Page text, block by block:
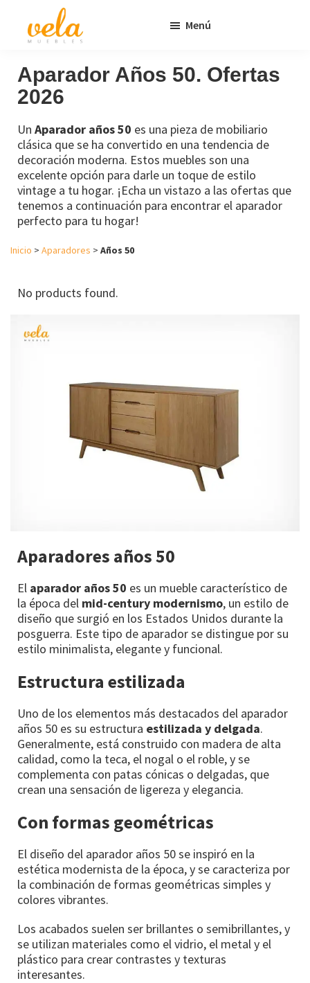
principal
página
Muebles
Baratos
Online
Outlet
Menú
Aparador Años 50. Ofertas
2026
Un Aparador años 50 es una pieza de mobiliario
clásica que se ha convertido en una tendencia de
decoración moderna. Estos muebles son una
excelente opción para darle un toque de estilo
vintage a tu hogar. ¡Echa un vistazo a las ofertas que
tenemos a continuación para encontrar el aparador
perfecto para tu hogar!
Inicio > Aparadores > Años 50
No products found.
Aparadores años 50
El aparador años 50 es un mueble característico de
la época del mid-century modernismo, un estilo de
diseño que surgió en los Estados Unidos durante la
posguerra. Este tipo de aparador se distingue por su
estilo minimalista, elegante y funcional.
Estructura estilizada
Uno de los elementos más destacados del aparador
años 50 es su estructura estilizada y delgada.
Generalmente, está construido con madera de alta
calidad, como la teca, el nogal o el roble, y se
complementa con patas cónicas o delgadas, que
crean una sensación de ligereza y elegancia.
Con formas geométricas
El diseño del aparador años 50 se inspiró en la
estética modernista de la época, y se caracteriza por
la combinación de formas geométricas simples y
colores vibrantes.
Los acabados suelen ser brillantes o semibrillantes, y
se utilizan materiales como el vidrio, el metal y el
plástico para crear contrastes y texturas
interesantes.